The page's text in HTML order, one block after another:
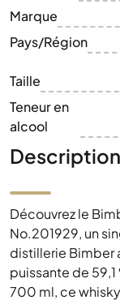
Marque
Pays/Région
Taille
Teneur en
alcool
Description
Découvrez le
No.201929, un
distillerie Bimber
puissante de
700 ml, ce